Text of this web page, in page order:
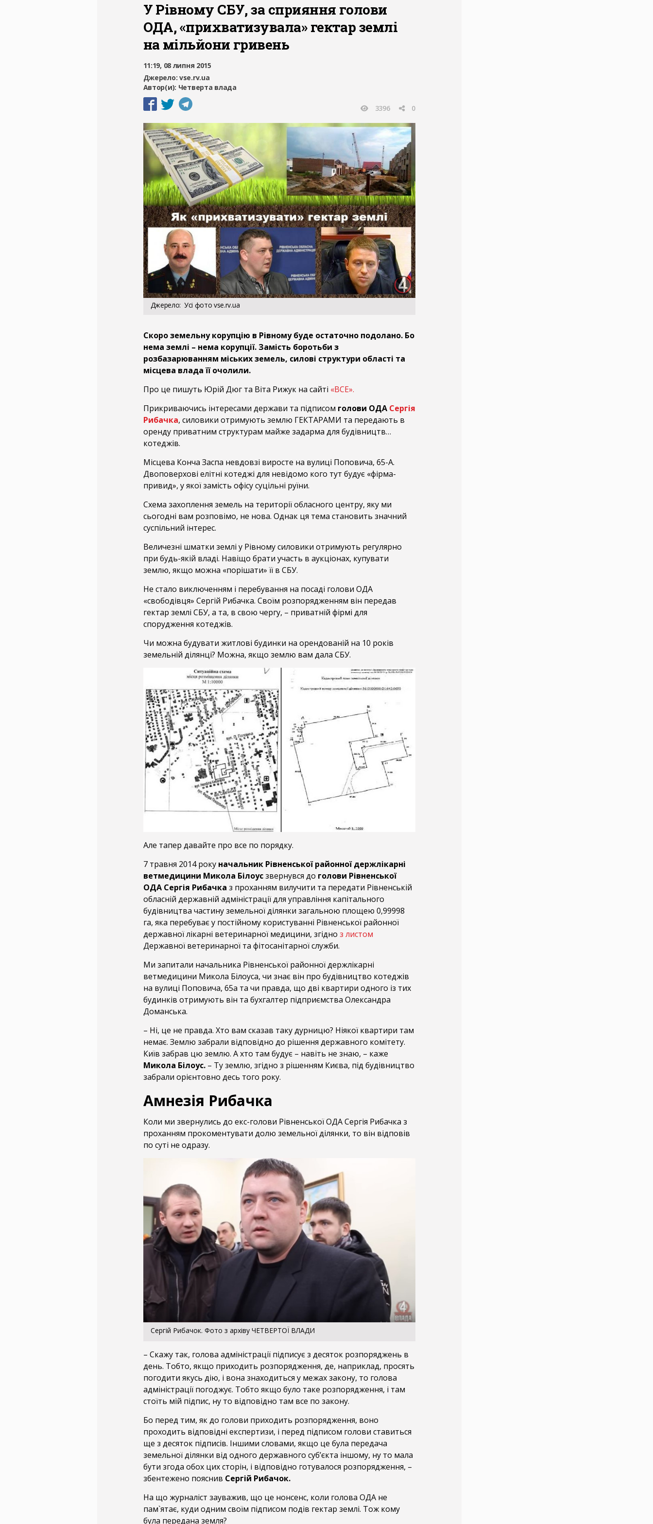
У Рівному СБУ, за сприяння голови
ОДА, «прихватизувала» гектар землі
на мільйони гривень
11:19, 08 липня 2015
Джерело: vse.rv.ua
Автор(и): Четверта влада
3396 0
Джерело Усі фото vse.rv.ua
Скоро земельну корупцію в Рівному буде остаточно подолано. Бо
нема землі – нема корупції. Замість боротьби з
розбазарюванням міських земель, силові структури області та
місцева влада її очолили.
Про це пишуть Юрій Дюг та Віта Рижук на сайті «ВСЕ».
Прикриваючись інтересами держави та підписом голови ОДА Сергія
Рибачка, силовики отримують землю ГЕКТАРАМИ та передають в
оренду приватним структурам майже задарма для будівництв…
котеджів.
Місцева Конча Заспа невдовзі виросте на вулиці Поповича, 65-А.
Двоповерхові елітні котеджі для невідомо кого тут будує «фірма-
привид», у якої замість офісу суцільні руїни.
Схема захоплення земель на території обласного центру, яку ми
сьогодні вам розповімо, не нова. Однак ця тема становить значний
суспільний інтерес.
Величезні шматки землі у Рівному силовики отримують регулярно
при будь-якій владі. Навіщо брати участь в аукціонах, купувати
землю, якщо можна «порішати» її в СБУ.
Не стало виключенням і перебування на посаді голови ОДА
«свободівця» Сергій Рибачка. Своїм розпорядженням він передав
гектар землі СБУ, а та, в свою чергу, – приватній фірмі для
спорудження котеджів.
Чи можна будувати житлові будинки на орендованій на 10 років
земельній ділянці? Можна, якщо землю вам дала СБУ.
Але тапер давайте про все по порядку.
7 травня 2014 рокуначальник Рівненської районної держлікарні
ветмедицини Микола Білоусзвернувся до голови Рівненської
ОДА Сергія Рибачка з проханням вилучити та передати Рівненській
обласній державній адміністрації для управління капітального
будівництва частину земельної ділянки загальною площею 0,99998
га, яка перебуває у постійному користуванні Рівненської районної
державної лікарні ветеринарної медицини, згідно з листом
Державної ветеринарної та фітосанітарної служби.
Ми запитали начальника Рівненської районної держлікарні
ветмедицини Микола Білоуса, чи знає він про будівництво котеджів
на вулиці Поповича, 65а та чи правда, що дві квартири одного із тих
будинків отримують він та бухгалтер підприємства Олександра
Доманська.
– Ні, це не правда. Хто вам сказав таку дурницю? Ніякої квартири там
немає. Землю забрали відповідно до рішення державного комітету.
Київ забрав цю землю. А хто там будує – навіть не знаю, – каже
Микола Білоус.– Ту землю, згідно з рішенням Києва, під будівництво
забрали орієнтовно десь того року.
Амнезія Рибачка
Коли ми звернулись до екс-голови Рівненської ОДА Сергія Рибачка з
проханням прокоментувати долю земельної ділянки, то він відповів
по суті не одразу.
Сергій Рибачок. Фото з архіву ЧЕТВЕРТОЇ ВЛАДИ
– Скажу так, голова адміністрації підписує з десяток розпоряджень в
день. Тобто, якщо приходить розпорядження, де, наприклад, просять
погодити якусь дію, і вона знаходиться у межах закону, то голова
адміністрації погоджує. Тобто якщо було таке розпорядження, і там
стоїть мій підпис, ну то відповідно там все по закону.
Бо перед тим, як до голови приходить розпорядження, воно
проходить відповідні експертизи, і перед підписом голови ставиться
ще з десяток підписів. Іншими словами, якщо це була передача
земельної ділянки від одного державного суб’єкта іншому, ну то мала
бути згода обох цих сторін, і відповідно готувалося розпорядження, –
збентежено пояснив Сергій Рибачок.
На що журналіст зауважив, що це нонсенс, коли голова ОДА не
пам`ятає, куди одним своїм підписом подів гектар землі. Тож кому
була передана земля?